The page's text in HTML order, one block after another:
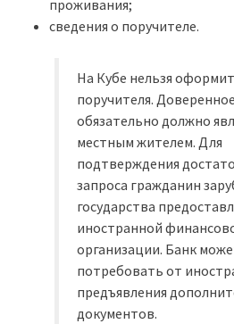
проживания;
сведения о поручителе.
На Кубе нельзя
поручителя.
обязательно должно
местным жителем. Для
подтверждения
запроса гражданин
государства
иностранной
организации. Банк
потребовать от
предъявления
документов.